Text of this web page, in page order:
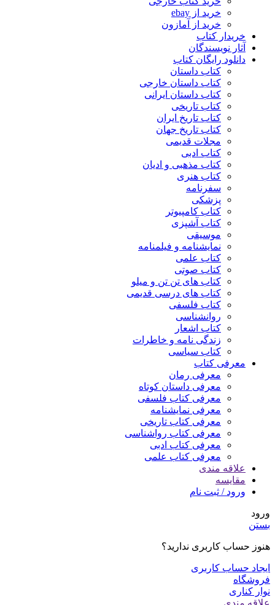
خرید از ebay
خرید از آمازون
خریدار کتاب
آثار نویسندگان
دانلود رایگان کتاب
کتاب داستان
کتاب داستان خارجی
کتاب داستان ایرانی
کتاب تاریخی
کتاب تاریخ ایران
کتاب تاریخ جهان
مجلات قدیمی
کتاب ادبی
کتاب مذهبی و ادیان
کتاب هنری
سفرنامه
پزشکی
کتاب کامپیوتر
کتاب آشپزی
موسیقی
نمایشنامه و فیلمنامه
کتاب علمی
کتاب صوتی
کتاب های تن تن و میلو
کتاب های درسی قدیمی
کتاب فلسفی
روانشناسی
کتاب اشعار
زندگی نامه و خاطرات
کتاب سیاسی
معرفی کتاب
معرفی رمان
معرفی داستان کوتاه
معرفی کتاب فلسفی
معرفی نمایشنامه
معرفی کتاب تاریخی
معرفی کتاب رواشناسی
معرفی کتاب ادبی
معرفی کتاب علمی
علاقه مندی
مقایسه
ورود / ثبت نام
ورود
بستن
هنوز حساب کاربری ندارید؟
ایجاد حساب کاربری
فروشگاه
نوار کناری
علاقه مندی